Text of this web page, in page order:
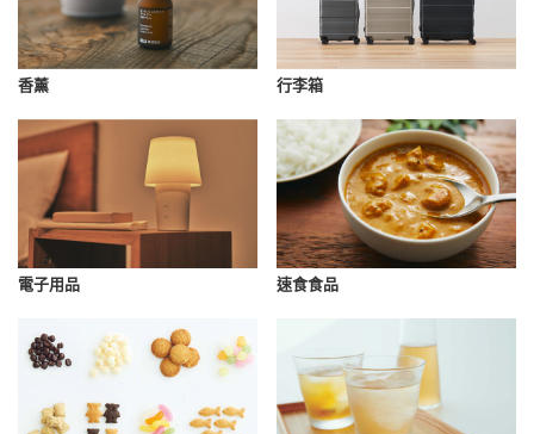
香薰 行李箱
電子用品 速食食品